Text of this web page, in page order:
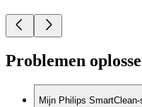
Problemen
Mijn Philips